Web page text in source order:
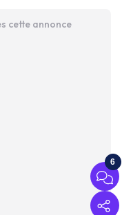
cette annonce
6